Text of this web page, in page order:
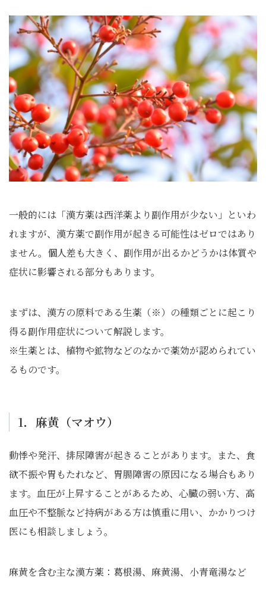
一般的には「漢方薬は西洋薬より副作用が少ない」といわ
れますが、漢方薬で副作用が起きる可能性はゼロではあり
ません。個人差も大きく、副作用が出るかどうかは体質や
症状に影響される部分もあります。
まずは、漢方の原料である生薬（※）の種類ごとに起こり
得る副作用症状について解説します。
※生薬とは、植物や鉱物などのなかで薬効が認められてい
るものです。
1．麻黄（マオウ）
動悸や発汗、排尿障害が起きることがあります。また、食
欲不振や胃もたれなど、胃腸障害の原因になる場合もあり
ます。血圧が上昇することがあるため、心臓の弱い方、高
血圧や不整脈など持病がある方は慎重に用い、かかりつけ
医にも相談しましょう。
麻黄を含む主な漢方薬：葛根湯、麻黄湯、小青竜湯など